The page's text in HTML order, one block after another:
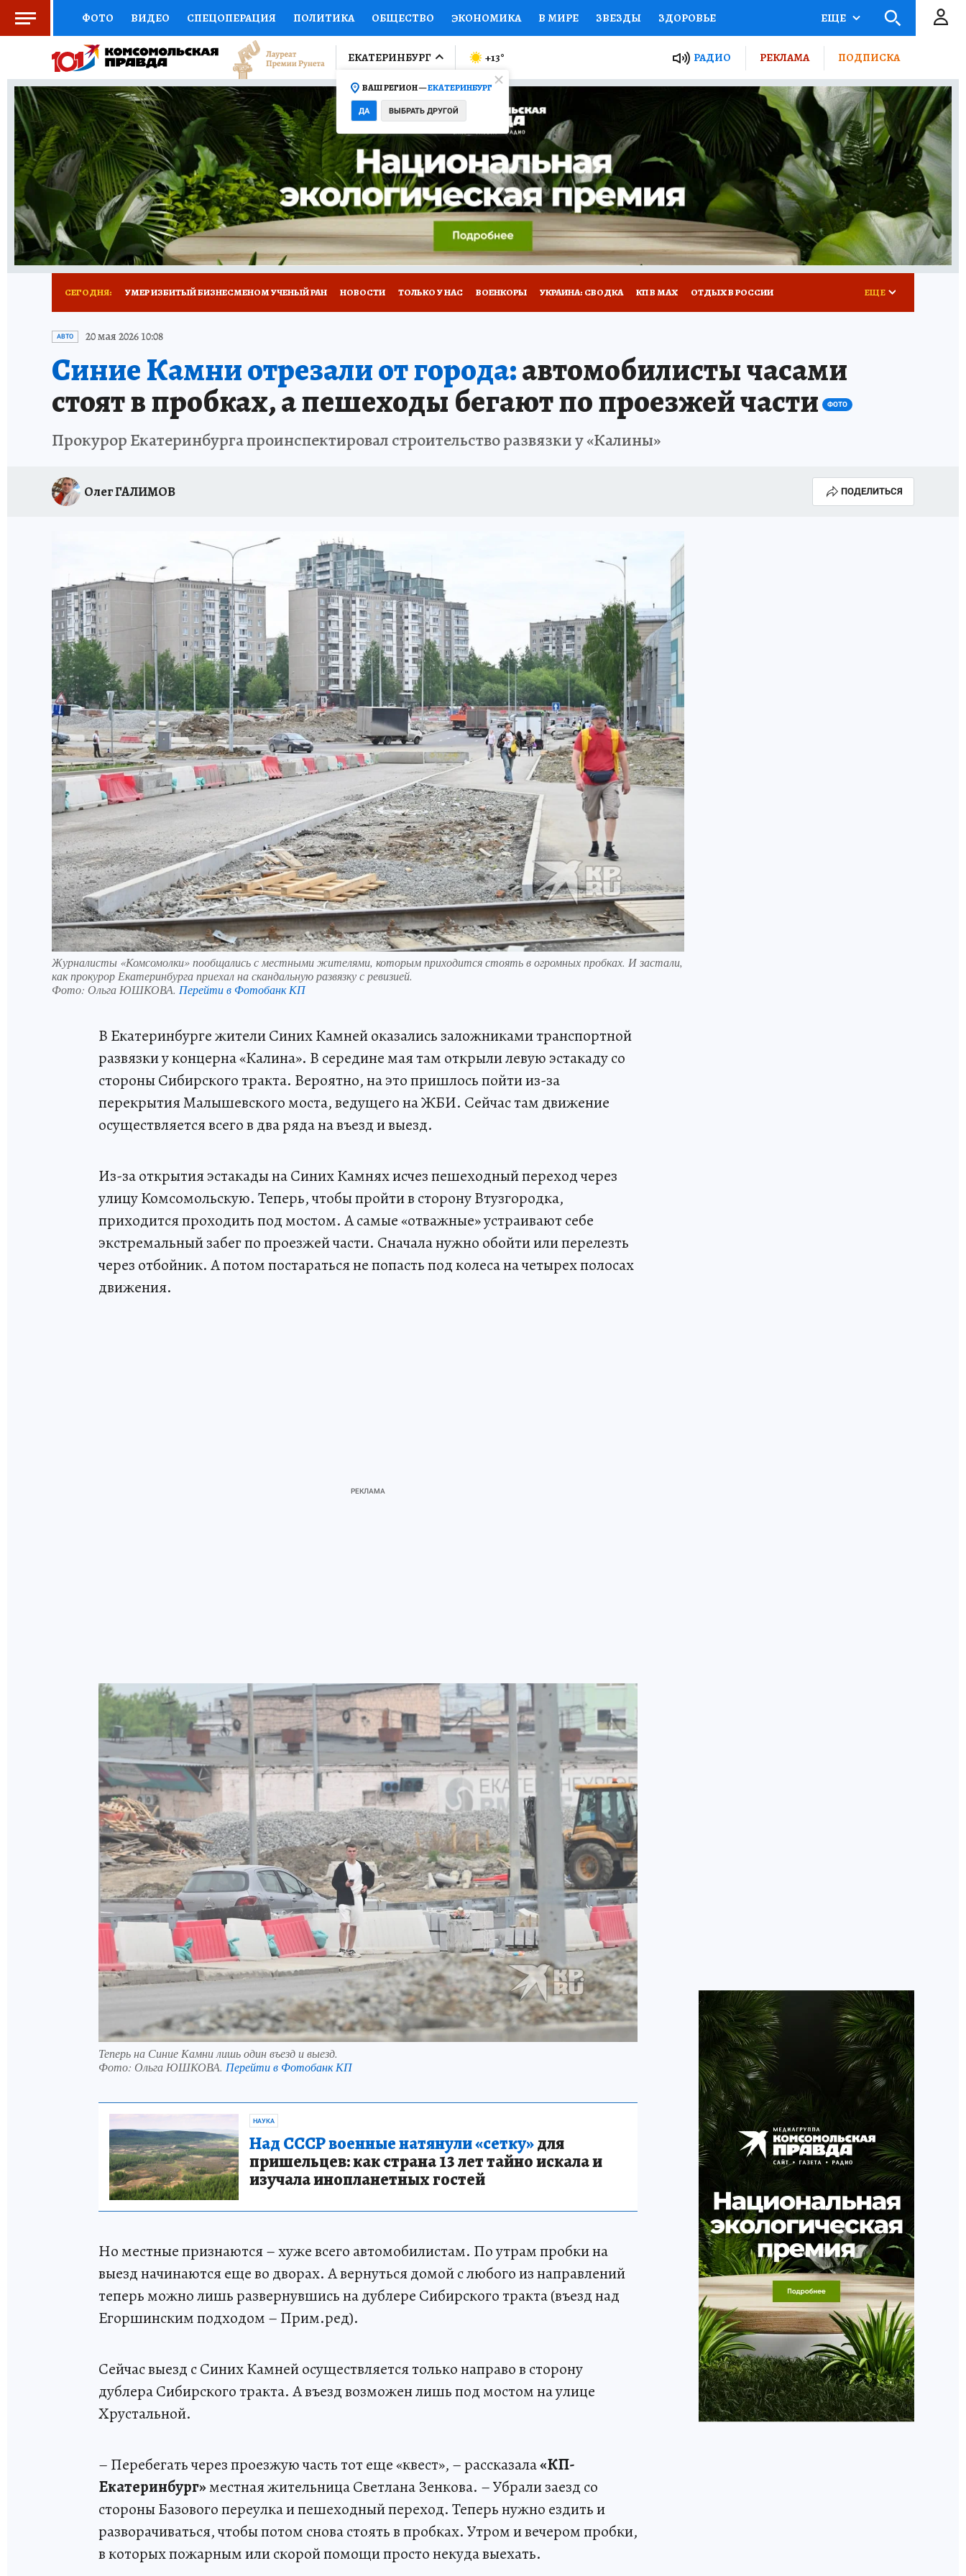
ФОТО ВИДЕО СПЕЦОПЕРАЦИЯ ПОЛИТИКА ОБЩЕСТВО ЭКОНОМИКА В МИРЕ ЗВЕЗДЫ ЗДОРОВЬЕ
СОЦПОДДЕРЖКА НАУКА СПОРТ КОЛУМНИСТЫ ПРОИСШЕСТВИЯ НАЦИОНАЛЬНЫЕ ПРОЕКТЫ РОССИИ
ВЫБОР ЭКСПЕРТОВ ДОКТОР ФИНАНСЫ ОТКРЫВАЕМ МИР Я ЗНАЮ СЕМЬЯ ЖЕНСКИЕ СЕКРЕТЫ ПУТЕВОДИТЕЛЬ
КНИЖНАЯ ПОЛКА ПРОГНОЗЫ НА СПОРТ ПРОМОКОДЫ СЕРИАЛЫ СПЕЦПРОЕКТЫ ДЕФИЦИТ ЖЕЛЕЗА ТУРИЗМ
ПРЕСС-ЦЕНТР НЕДВИЖИМОСТЬ ТЕЛЕВИЗОР КОЛЛЕКЦИИ КОНКУРСЫ РАБОТА У НАС ГИД ПОТРЕБИТЕЛЯ ВСЕ О КП
РАДИО КП ТЕСТЫ НОВОЕ НА САЙТЕ
ЕЩЕ
ЕКАТЕРИНБУРГ
ВАШ РЕГИОН —ЕКАТЕРИНБУРГ
ДА ВЫБРАТЬ ДРУГОЙ
+13° РАДИО РЕКЛАМА ПОДПИСКА
СЕГОДНЯ: УМЕР ИЗБИТЫЙ БИЗНЕСМЕНОМ УЧЕНЫЙ РАН НОВОСТИ ТОЛЬКО У НАС ВОЕНКОРЫ УКРАИНА: СВОДКА КП В МАХ ОТДЫХ В РОССИИ
ЗАПОВЕДНАЯ РОССИЯ
ЕЩЕ
АВТО 20 мая 2026 10:08
Синие Камни отрезали от города:автомобилисты часами
стоят в пробках, а пешеходы бегают по проезжей части ФОТО
Прокурор Екатеринбурга проинспектировал строительство развязки у «Калины»
Олег ГАЛИМОВ ПОДЕЛИТЬСЯ
Журналисты «Комсомолки» пообщались с местными жителями, которым приходится стоять в огромных пробках. И застали,
как прокурор Екатеринбурга приехал на скандальную развязку с ревизией.
Фото: Ольга ЮШКОВА. Перейти в Фотобанк КП
В Екатеринбурге жители Синих Камней оказались заложниками транспортной
развязки у концерна «Калина». В середине мая там открыли левую эстакаду со
стороны Сибирского тракта. Вероятно, на это пришлось пойти из-за
перекрытия Малышевского моста, ведущего на ЖБИ. Сейчас там движение
осуществляется всего в два ряда на въезд и выезд.
Из-за открытия эстакады на Синих Камнях исчез пешеходный переход через
улицу Комсомольскую. Теперь, чтобы пройти в сторону Втузгородка,
приходится проходить под мостом. А самые «отважные» устраивают себе
экстремальный забег по проезжей части. Сначала нужно обойти или перелезть
через отбойник. А потом постараться не попасть под колеса на четырех полосах
движения.
Теперь на Синие Камни лишь один въезд и выезд.
Фото: Ольга ЮШКОВА. Перейти в Фотобанк КП
НАУКА
Над СССР военные натянули «сетку»для
пришельцев: как страна 13 лет тайно искала и
изучала инопланетных гостей
Но местные признаются – хуже всего автомобилистам. По утрам пробки на
выезд начинаются еще во дворах. А вернуться домой с любого из направлений
теперь можно лишь развернувшись на дублере Сибирского тракта (въезд над
Егоршинским подходом – Прим.ред).
Сейчас выезд с Синих Камней осуществляется только направо в сторону
дублера Сибирского тракта. А въезд возможен лишь под мостом на улице
Хрустальной.
– Перебегать через проезжую часть тот еще «квест», – рассказала«КП-
Екатеринбург»местная жительница Светлана Зенкова. – Убрали заезд со
стороны Базового переулка и пешеходный переход. Теперь нужно ездить и
разворачиваться, чтобы потом снова стоять в пробках. Утром и вечером пробки,
в которых пожарным или скорой помощи просто некуда выехать.